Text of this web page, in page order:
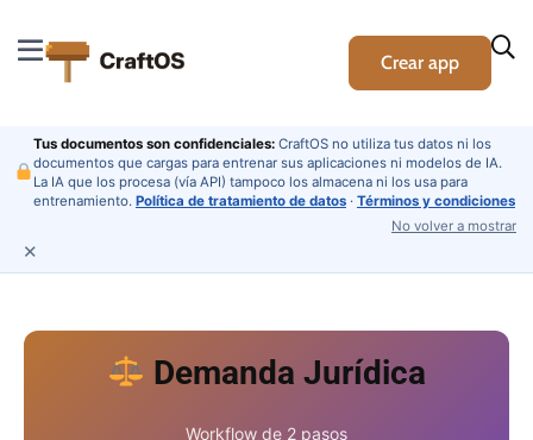
Crear app
Tus documentos son confidenciales:CraftOS no utiliza tus datos ni los
documentos que cargas para entrenar sus aplicaciones ni modelos de IA.
La IA que los procesa (vía API) tampoco los almacena ni los usa para
entrenamiento. Política de tratamiento de datos· Términos y condiciones
No volver a mostrar
✕
Demanda Jurídica
Workflow de 2 pasos